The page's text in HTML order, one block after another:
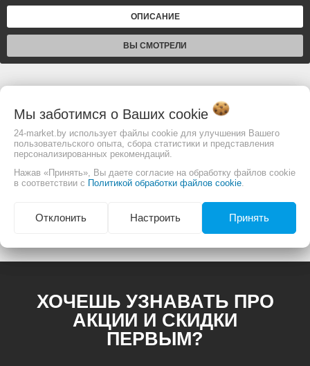
ОПИСАНИЕ
ВЫ СМОТРЕЛИ
Основные
Размеры (мм)110х100
Изображение товара и комплектация могут
ХОЧЕШЬ УЗНАВАТЬ ПРО
АКЦИИ И СКИДКИ
ПЕРВЫМ?
Мы заботимся о Ваших cookie
24-market.by использует файлы cookie для улучшения Вашего
пользовательского опыта, сбора статистики и представления
персонализированных рекомендаций.
Нажав «Принять», Вы даете согласие на обработку файлов cookie
в соответствии с Политикой обработки файлов cookie
Отклонить Настроить Принять